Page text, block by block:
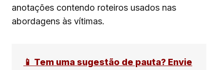
anotações contendo roteiros usados nas
abordagens às vítimas.
📱 Tem uma sugestão de pauta? Envie